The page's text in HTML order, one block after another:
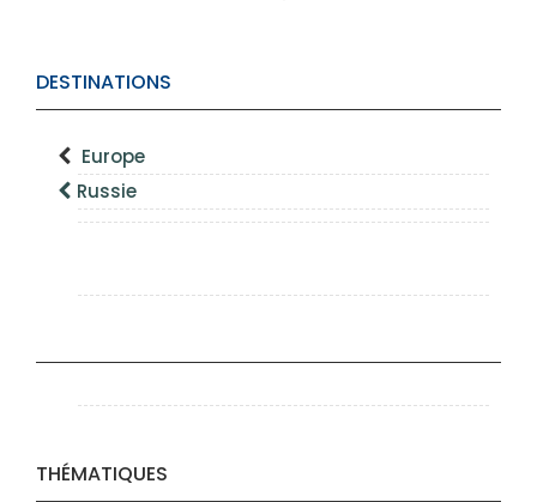
DESTINATIONS
Europe
Russie
THÉMATIQUES